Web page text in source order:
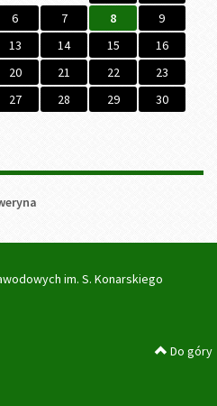
6 7 8
9
13 14 15
16
20 21 22
23
27 28 29
30
im. S. Konarskiego
Do góry